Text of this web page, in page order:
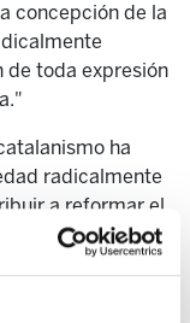
concepción de la
de toda expresión
ha
radicalmente
a reformar el
soberanía sobre